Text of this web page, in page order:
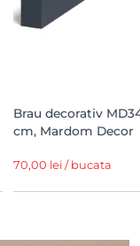
Brau decorativ
cm, Mardom Decor
70,00 lei / bucata